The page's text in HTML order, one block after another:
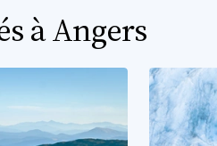
à Angers